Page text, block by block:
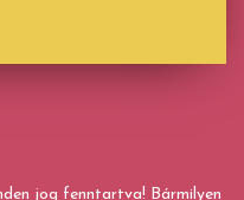
jog fenntartva! Bármilyen